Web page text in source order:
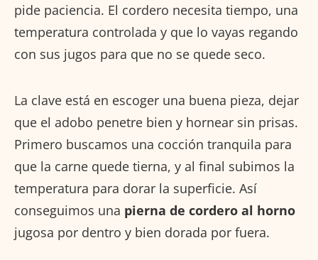
pide paciencia. El cordero necesita tiempo, una
temperatura controlada y que lo vayas regando
con sus jugos para que no se quede seco.
La clave está en escoger una buena pieza, dejar
que el adobo penetre bien y hornear sin prisas.
Primero buscamos una cocción tranquila para
que la carne quede tierna, y al final subimos la
temperatura para dorar la superficie. Así
conseguimos una pierna de cordero al horno
jugosa por dentro y bien dorada por fuera.